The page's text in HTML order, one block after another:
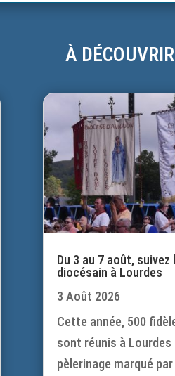
À
Du 3 au 7 août, suivez
diocésain à Lourdes
3 Août 2026
Cette année, 500
sont réunis à Lourdes
pèlerinage marqué